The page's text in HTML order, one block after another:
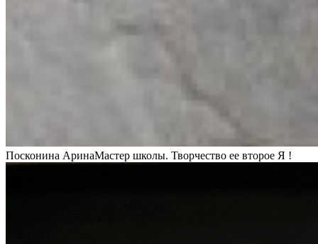
Посконина АринаМастер школы. Творчество ее второе Я !